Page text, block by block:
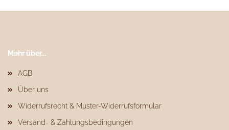
Mehr über...
AGB
Über uns
Widerrufsrecht & Muster-Widerrufsformular
Versand- & Zahlungsbedingungen